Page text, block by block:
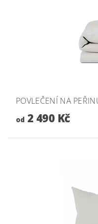
POVLEČENÍ NA
od 2 490 Kč